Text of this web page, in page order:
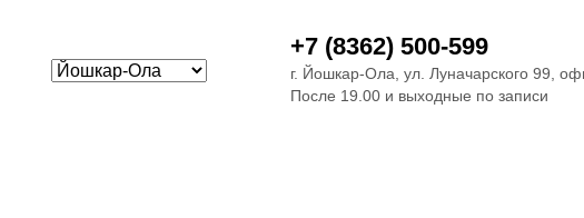
+7 (8362) 500-599
г. Йошкар-Ола, ул. Луначарского 99,
После 19.00 и выходные по записи